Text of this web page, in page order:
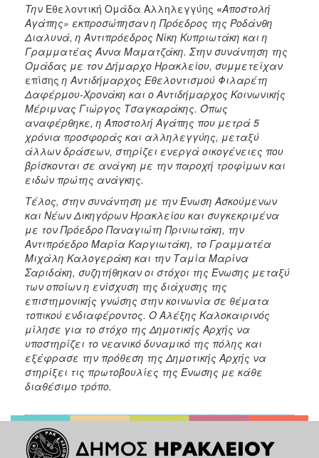
Την Εθελοντική Ομάδα Αλληλεγγύης «Αποστολή
Αγάπης» εκπροσώπησαν η Πρόεδρος της Ροδάνθη
Διαλυνά, η Αντιπρόεδρος Νίκη Κυπριωτάκη και η
Γραμματέας Άννα Μαματζάκη. Στην συνάντηση της
Ομάδας με τον Δήμαρχο Ηρακλείου, συμμετείχαν
επίσηςη Αντιδήμαρχος Εθελοντισμού Φιλαρέτη
Δαφέρμου-Χρονάκη και ο Αντιδήμαρχος Κοινωνικής
Μέριμνας Γιώργος Τσαγκαράκης. Όπως
αναφέρθηκε, η Αποστολή Αγάπης που μετρά 5
χρόνια προσφοράς και αλληλεγγύης, μεταξύ
άλλων δράσεων, στηρίζει ενεργά οικογένειες που
βρίσκονται σε ανάγκη με την παροχή τροφίμων και
ειδών πρώτης ανάγκης.
Τέλος, στην συνάντηση με την Ένωση Ασκούμενων
και Νέων Δικηγόρων Ηρακλείου και συγκεκριμένα
με τον Πρόεδρο Παναγιώτη Πρινιωτάκη, την
Αντιπρόεδρο Μαρία Καργιωτάκη, το Γραμματέα
Μιχάλη Καλογεράκη και την Ταμία Μαρίνα
Σαριδάκη, συζητήθηκαν οι στόχοι της Ένωσης μεταξύ
των οποίων η ενίσχυση της διάχυσης της
επιστημονικής γνώσης στην κοινωνία σε θέματα
τοπικού ενδιαφέροντος. Ο Αλέξης Καλοκαιρινός
μίλησε για το στόχο της Δημοτικής Αρχής να
υποστηρίζει το νεανικό δυναμικό της πόλης και
εξέφρασε την πρόθεση της Δημοτικής Αρχής να
στηρίξει τις πρωτοβουλίες της Ένωσης με κάθε
διαθέσιμο τρόπο.